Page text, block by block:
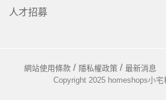
人才招募
網站使用條款 隱私權政策
最新消息
Copyright 2025 homeshops小